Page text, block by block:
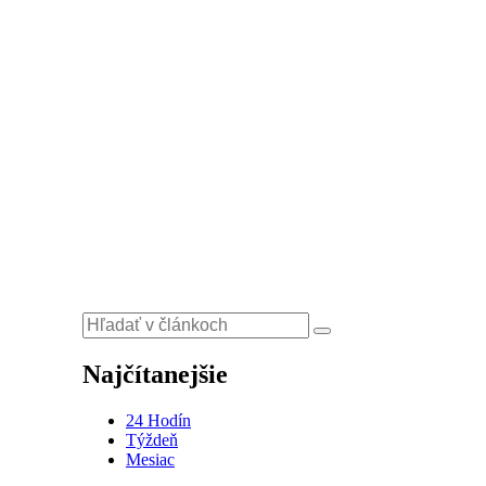
Najčítanejšie
24 Hodín
Týždeň
Mesiac